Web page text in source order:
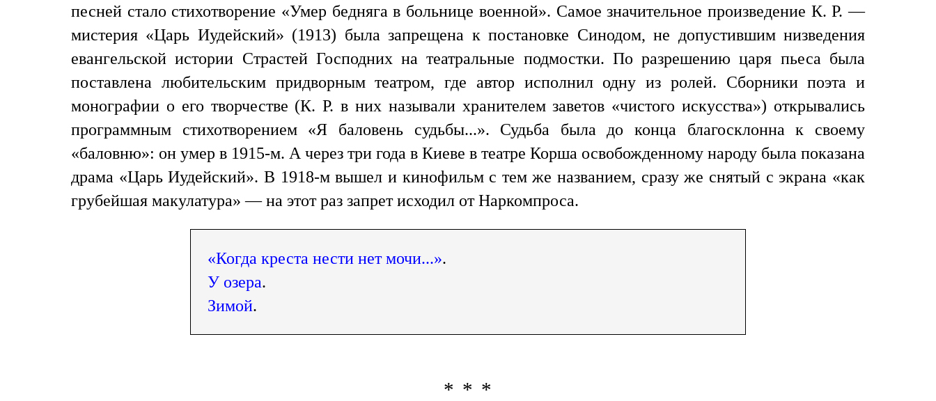
песней стало стихотворение «Умер бедняга в больнице военной». Самое значительное произведение К. Р. —
мистерия «Царь Иудейский» (1913) была запрещена к постановке Синодом, не допустившим низведения
евангельской истории Страстей Господних на театральные подмостки. По разрешению царя пьеса была
поставлена любительским придворным театром, где автор исполнил одну из ролей. Сборники поэта и
монографии о его творчестве (К. Р. в них называли хранителем заветов «чистого искусства») открывались
программным стихотворением «Я баловень судьбы...». Судьба была до конца благосклонна к своему
«баловню»: он умер в 1915-м. А через три года в Киеве в театре Корша освобожденному народу была показана
драма «Царь Иудейский». В 1918-м вышел и кинофильм с тем же названием, сразу же снятый с экрана «как
грубейшая макулатура» — на этот раз запрет исходил от Наркомпроса.
«Когда креста нести нет мочи...».
У озера.
Зимой.
* * *